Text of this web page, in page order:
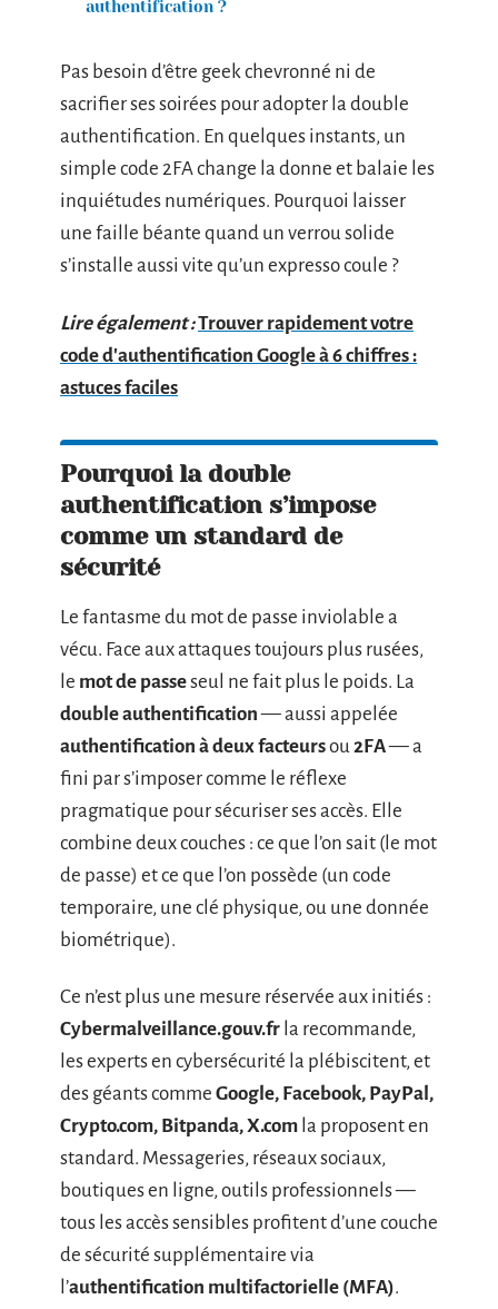
authentification ?
Pas besoin d’être geek chevronné ni de
sacrifier ses soirées pour adopter la double
authentification. En quelques instants, un
simple code 2FA change la donne et balaie les
inquiétudes numériques. Pourquoi laisser
une faille béante quand un verrou solide
s’installe aussi vite qu’un expresso coule ?
Lire également :Trouver rapidement votre
code d'authentification Google à 6 chiffres :
astuces faciles
Pourquoi la double
authentification s’impose
comme un standard de
sécurité
Le fantasme du mot de passe inviolable a
vécu. Face aux attaques toujours plus rusées,
le mot de passeseul ne fait plus le poids. La
double authentification— aussi appelée
authentification à deux facteursou 2FA— a
fini par s’imposer comme le réflexe
pragmatique pour sécuriser ses accès. Elle
combine deux couches : ce que l’on sait (le mot
de passe) et ce que l’on possède (un code
temporaire, une clé physique, ou une donnée
biométrique).
Ce n’est plus une mesure réservée aux initiés :
Cybermalveillance.gouv.fr la recommande,
les experts en cybersécurité la plébiscitent, et
des géants comme Google, Facebook, PayPal,
Crypto.com, Bitpanda, X.com la proposent en
standard. Messageries, réseaux sociaux,
boutiques en ligne, outils professionnels —
tous les accès sensibles profitent d’une couche
de sécurité supplémentaire via
l’authentification multifactorielle (MFA).